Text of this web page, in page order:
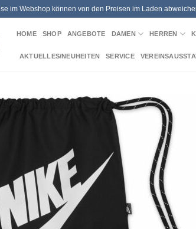
im Webshop können von den Preisen im Laden
HOME SHOP ANGEBOTE DAMEN HERREN
AKTUELLES/NEUHEITEN SERVICE
Add to
wishlist